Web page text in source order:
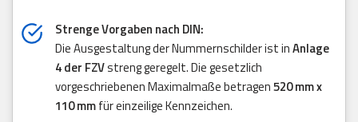
Strenge Vorgaben nach DIN:
Die Ausgestaltung der Nummernschilder ist inAnlage
4 der FZVstreng geregelt. Die gesetzlich
vorgeschriebenen Maximalmaße betragen520 mm x
110 mmfür einzeilige Kennzeichen.